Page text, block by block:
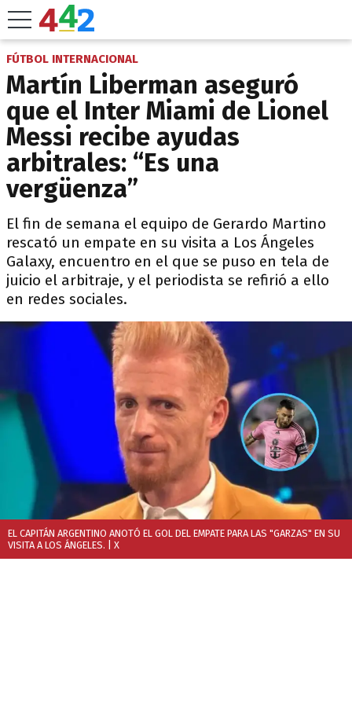
FÚTBOL INTERNACIONAL
Martín Liberman aseguró
que el Inter Miami de Lionel
Messi recibe ayudas
arbitrales: “Es una
vergüenza”
El fin de semana el equipo de Gerardo Martino
rescató un empate en su visita a Los Ángeles
Galaxy, encuentro en el que se puso en tela de
juicio el arbitraje, y el periodista se refirió a ello
en redes sociales.
EL CAPITÁN ARGENTINO ANOTÓ EL GOL DEL EMPATE PARA LAS "GARZAS" EN SU
VISITA A LOS ÁNGELES.
| X